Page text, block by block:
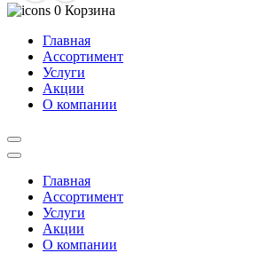
0 Корзина
Главная
Ассортимент
Услуги
Акции
О компании
Главная
Ассортимент
Услуги
Акции
О компании